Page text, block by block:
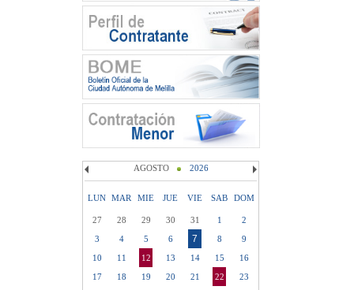
AGOSTO 2026
LUN MAR MIE JUE VIE SAB DOM
27 28 29 30 31 1
2
3
4 5 6 7 8
9
10
11 12 13 14 15
16
17
18 19 20 21 22
23